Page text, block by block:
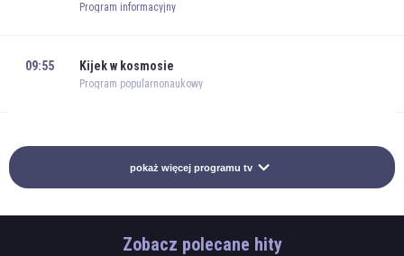
Program informacyjny
09:55 Kijek w kosmosie
Program popularnonaukowy
pokaż więcej programu tv
Zobacz polecane hity